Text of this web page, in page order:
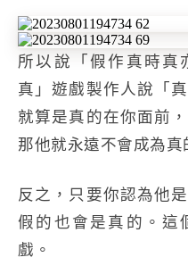
所以說「假作真時真
真」遊戲製作人說「
就算是真的在你面前
那他就永遠不會成為真
反之，只要你認為他
假的也會是真的。這
戲。